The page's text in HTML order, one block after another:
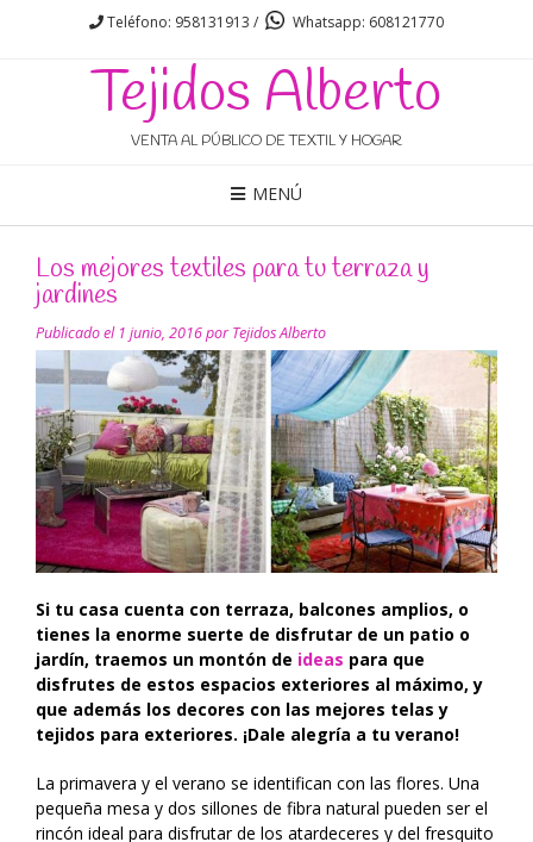
Teléfono: 958131913 / Whatsapp: 608121770
Tejidos Alberto
VENTA AL PÚBLICO DE TEXTIL Y HOGAR
MENÚ
Los mejores textiles para tu terraza y
jardines
Publicado el 1 junio, 2016porTejidos Alberto
Si tu casa cuenta con terraza, balcones amplios, o
tienes la enorme suerte de disfrutar de un patio o
jardín, traemos un montón de ideas para que
disfrutes de estos espacios exteriores al máximo, y
que además los decores con las mejores telas y
tejidos para exteriores. ¡Dale alegría a tu verano!
La primavera y el verano se identifican con las flores. Una
pequeña mesa y dos sillones de fibra natural pueden ser el
rincón ideal para disfrutar de los atardeceres y del fresquito